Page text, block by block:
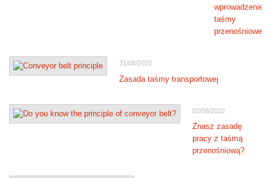
wprowadzenie
taśmy
przenośniowej
31/08/2022
Zasada taśmy transportowej
02/08/2022
Znasz zasadę
pracy z taśmą
przenośniową?